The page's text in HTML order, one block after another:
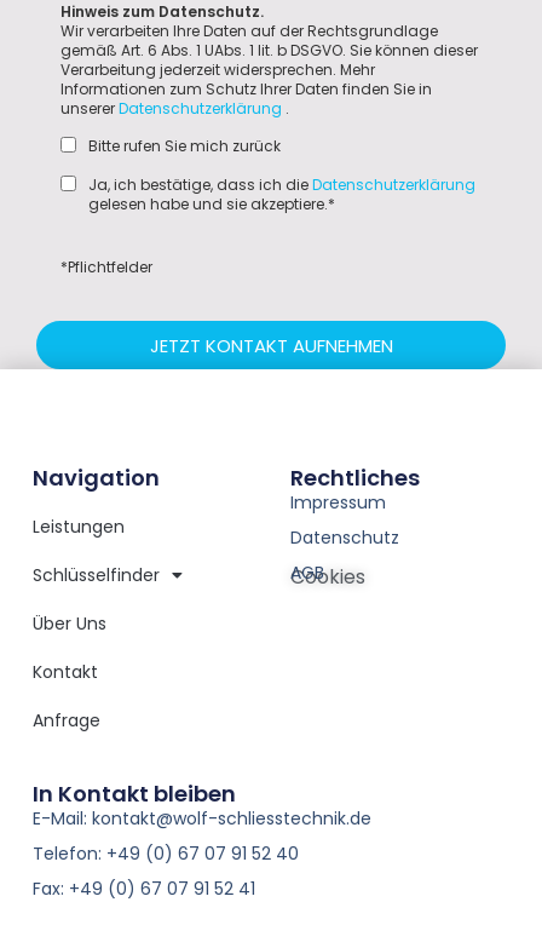
Hinweis zum Datenschutz.
Wir verarbeiten Ihre Daten auf der Rechtsgrundlage
gemäß Art. 6 Abs. 1 UAbs. 1 lit. b DSGVO. Sie können dieser
Verarbeitung jederzeit widersprechen. Mehr
Informationen zum Schutz Ihrer Daten finden Sie in
unsererDatenschutzerklärung .
Bitte rufen Sie mich zurück
Ja, ich bestätige, dass ich dieDatenschutzerklärung
gelesen habe und sie akzeptiere.*
*Pflichtfelder
JETZT KONTAKT AUFNEHMEN
In Kontakt bleiben
E-Mail: kontakt@wolf-schliesstechnik.de
Telefon: +49 (0) 67 07 91 52 40
Fax: +49 (0) 67 07 91 52 41
Navigation
Leistungen
Schlüsselfinder
Über Uns
Kontakt
Anfrage
Rechtliches
Impressum
Datenschutz
AGB
Cookies